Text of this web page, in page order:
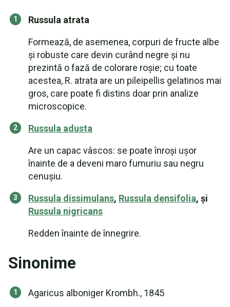
Russula atrata
Formează, de asemenea, corpuri de fructe albe
și robuste care devin curând negre și nu
prezintă o fază de colorare roșie; cu toate
acestea, R. atrata are un pileipellis gelatinos mai
gros, care poate fi distins doar prin analize
microscopice.
Russula adusta
Are un capac vâscos: se poate înroși ușor
înainte de a deveni maro fumuriu sau negru
cenușiu.
Russula dissimulans, Russula densifolia, și
Russula nigricans
Redden înainte de înnegrire.
Sinonime
Agaricus alboniger Krombh., 1845